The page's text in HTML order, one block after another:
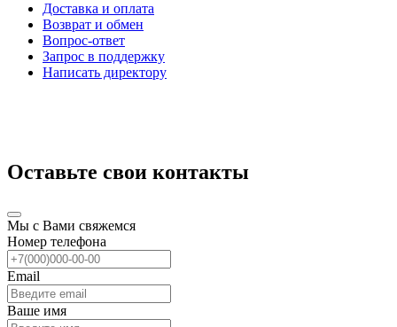
Доставка и оплата
Возврат и обмен
Вопрос-ответ
Запрос в поддержку
Написать директору
Оставьте свои контакты
Мы с Вами свяжемся
Номер телефона
Email
Ваше имя